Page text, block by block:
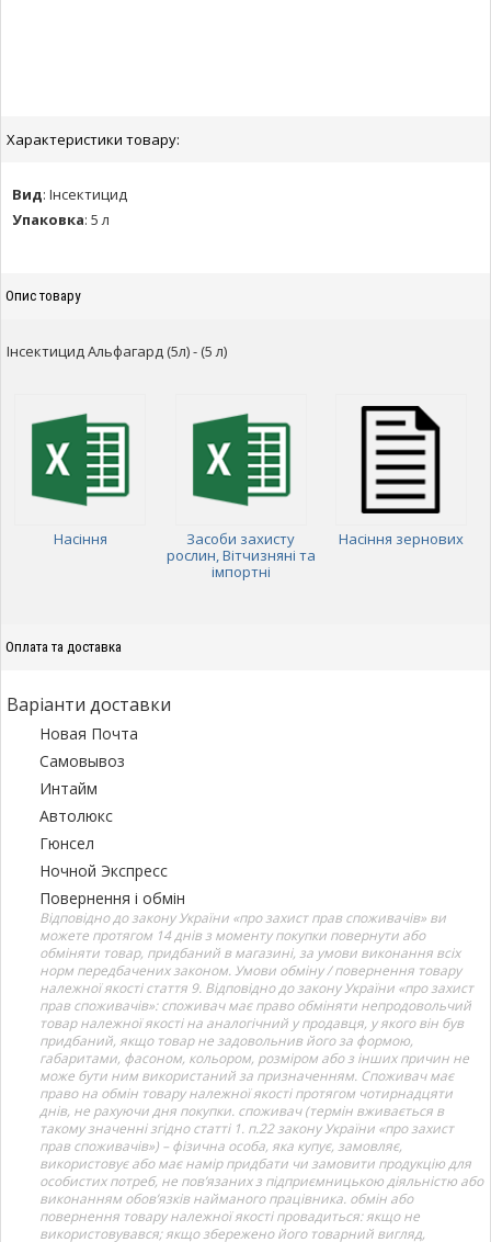
Характеристики товару:
Вид: Інсектицид
Упаковка: 5 л
Опис товару
Інсектицид Альфагард (5л) - (5 л)
Насіння
Засоби захисту
рослин, Вітчизняні та
імпортні
Насіння зернових
Оплата та доставка
Варіанти доставки
Новая Почта
Самовывоз
Интайм
Автолюкс
Гюнсел
Ночной Экспресс
Повернення і обмін
Відповідно до закону України «про захист прав споживачів» ви
можете протягом 14 днів з моменту покупки повернути або
обміняти товар, придбаний в магазині, за умови виконання всіх
норм передбачених законом. Умови обміну / повернення товару
належної якості стаття 9. Відповідно до закону України «про захист
прав споживачів»: споживач має право обміняти непродовольчий
товар належної якості на аналогічний у продавця, у якого він був
придбаний, якщо товар не задовольнив його за формою,
габаритами, фасоном, кольором, розміром або з інших причин не
може бути ним використаний за призначенням. Споживач має
право на обмін товару належної якості протягом чотирнадцяти
днів, не рахуючи дня покупки. споживач (термін вживається в
такому значенні згідно статті 1. п.22 закону України «про захист
прав споживачів») – фізична особа, яка купує, замовляє,
використовує або має намір придбати чи замовити продукцію для
особистих потреб, не пов’язаних з підприємницькою діяльністю або
виконанням обов’язків найманого працівника. обмін або
повернення товару належної якості провадиться: якщо не
використовувався; якщо збережено його товарний вигляд,